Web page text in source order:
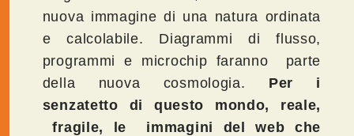
nuova immagine di una natura ordinata
e calcolabile. Diagrammi di flusso,
programmi e microchip faranno parte
della nuova cosmologia. Per i
senzatetto di questo mondo, reale,
fragile, le immagini del web che